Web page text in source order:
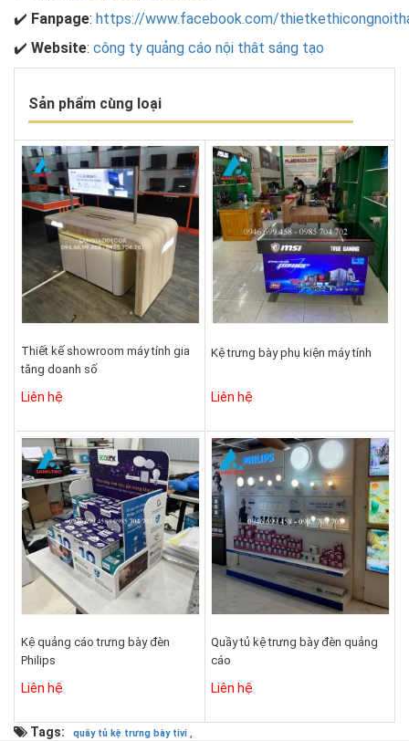
✔️ Fanpage: https://www.facebook.com/
✔️ Website: công ty quảng cáo nội thât sáng tạo
Sản phẩm cùng loại
Thiết kế showroom máy tính gia
tăng doanh số
Liên hệ
Kệ trưng bày phụ kiện máy tính
Liên hệ
Kệ quảng cáo trưng bày đèn
Philips
Liên hệ
Quầy tủ kệ trưng bày đèn quảng
cáo
Liên hệ
Tags: quây tủ kệ trưng bày tivi ,